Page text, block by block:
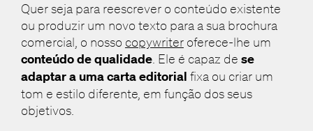
Quer seja para reescrever o conteúdo existente
ou produzir um novo texto para a sua brochura
comercial, o nosso copywriteroferece-lhe um
conteúdo de qualidade. Ele é capaz de se
adaptar a uma carta editorial fixa ou criar um
tom e estilo diferente, em função dos seus
objetivos.